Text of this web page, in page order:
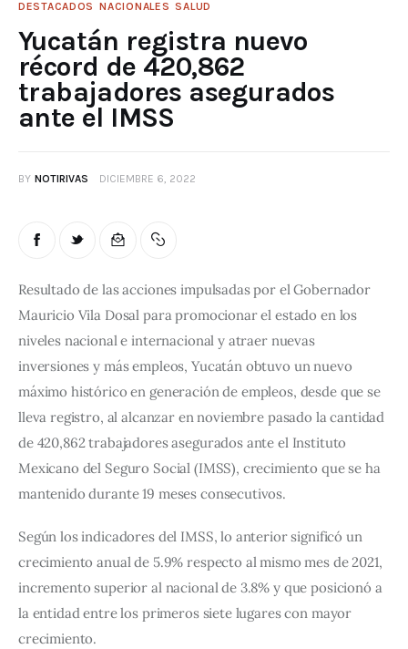
DESTACADOS NACIONALES SALUD
Yucatán registra nuevo
récord de 420,862
trabajadores asegurados
ante el IMSS
BY NOTIRIVAS DICIEMBRE 6, 2022
Resultado de las acciones impulsadas por el Gobernador
Mauricio Vila Dosal para promocionar el estado en los
niveles nacional e internacional y atraer nuevas
inversiones y más empleos, Yucatán obtuvo un nuevo
máximo histórico en generación de empleos, desde que se
lleva registro, al alcanzar en noviembre pasado la cantidad
de 420,862 trabajadores asegurados ante el Instituto
Mexicano del Seguro Social (IMSS), crecimiento que se ha
mantenido durante 19 meses consecutivos.
Según los indicadores del IMSS, lo anterior significó un
crecimiento anual de 5.9% respecto al mismo mes de 2021,
incremento superior al nacional de 3.8% y que posicionó a
la entidad entre los primeros siete lugares con mayor
crecimiento.